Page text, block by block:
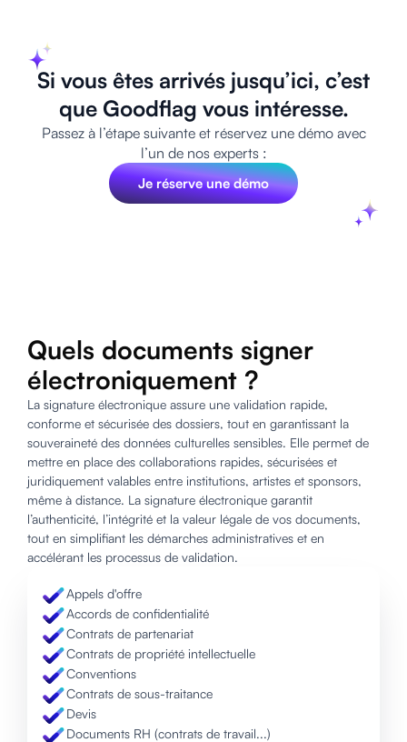
Si vous êtes arrivés jusqu’ici, c’est
que Goodflag vous intéresse.
Passez à l’étape suivante et réservez une démo avec
l’un de nos experts :
Je réserve une démo
Quels documents signer
électroniquement ?
La signature électronique assure une validation rapide,
conforme et sécurisée des dossiers, tout en garantissant la
souveraineté des données culturelles sensibles. Elle permet de
mettre en place des collaborations rapides, sécurisées et
juridiquement valables entre institutions, artistes et sponsors,
même à distance. La signature électronique garantit
l’authenticité, l’intégrité et la valeur légale de vos documents,
tout en simplifiant les démarches administratives et en
accélérant les processus de validation.
Appels d'offre
Accords de confidentialité
Contrats de partenariat
Contrats de propriété intellectuelle
Conventions
Contrats de sous-traitance
Devis
Documents RH (contrats de travail...)